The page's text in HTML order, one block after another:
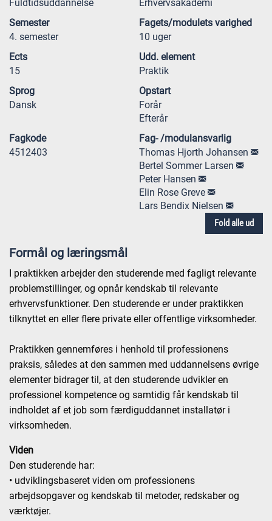
Fuldtidsuddannelse
Erhvervsakademi
Semester
4. semester
Fagets/modulets varighed
10 uger
Ects
15
Udd. element
Praktik
Sprog
Dansk
Opstart
Forår
Efterår
Fagkode
4512403
Fag- /modulansvarlig
Thomas Hjorth Johansen
Bertel Sommer Larsen
Peter Hansen
Elin Rose Greve
Lars Bendix Nielsen
Fold alle ud
Formål og læringsmål
I praktikken arbejder den studerende med fagligt relevante
problemstillinger, og opnår kendskab til relevante
erhvervsfunktioner. Den studerende er under praktikken
tilknyttet en eller flere private eller offentlige virksomheder.
Praktikken gennemføres i henhold til professionens
praksis, således at den sammen med uddannelsens øvrige
elementer bidrager til, at den studerende udvikler en
professionel kompetence og samtidig får kendskab til
indholdet af et job som færdiguddannet installatør i
virksomheden.
Viden
Den studerende har:
• udviklingsbaseret viden om professionens
arbejdsopgaver og kendskab til metoder, redskaber og
værktøjer.